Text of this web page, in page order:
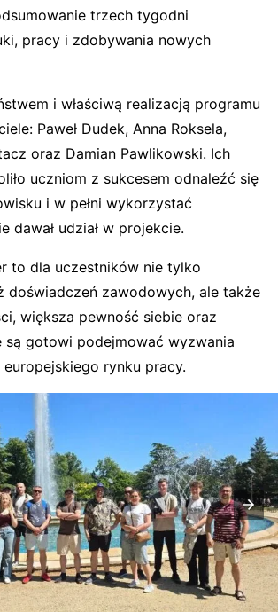
trzech tygodni
pracy i zdobywania nowych
i właściwą realizacją programu
Paweł Dudek, Anna Roksela,
oraz Damian Pawlikowski. Ich
uczniom z sukcesem odnaleźć się
i w pełni wykorzystać
dawał udział w projekcie.
to dla uczestników nie tylko
doświadczeń zawodowych, ale także
większa pewność siebie oraz
są gotowi podejmować wyzwania
europejskiego rynku pracy.